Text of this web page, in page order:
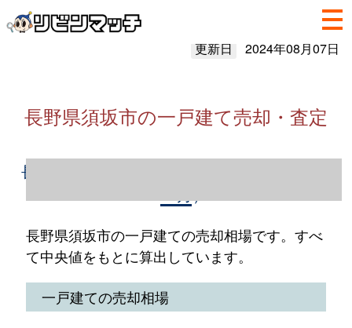
更新日 2024年08月07日
長野県須坂市の一戸建て売却・査定
長野県須坂市の一戸建て売却情報（2023年1
長野県須坂市の一戸建ての売却相場です。すべ
て中央値をもとに算出しています。
一戸建ての売却相場